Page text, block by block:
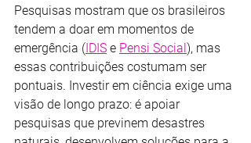
Pesquisas mostram que os brasileiros
tendem a doar em momentos de
emergência (IDIS e Pensi Social), mas
essas contribuições costumam ser
pontuais. Investir em ciência exige uma
visão de longo prazo: é apoiar
pesquisas que previnem desastres